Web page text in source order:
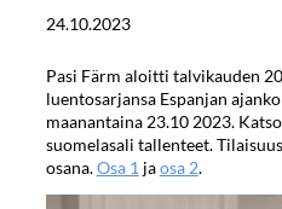
24.10.2023
Pasi Färm aloitti talvikauden
luentosarjansa Espanjan
maanantaina 23.10 2023.
suomelasali tallenteet.
osana.Osa 1 jaosa 2.